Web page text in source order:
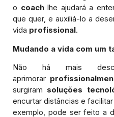
o coach lhe ajudará a
que quer, e auxiliá-lo a
vida profissional.
Mudando a vida com um
Não há mais
aprimorar
surgiram soluções
encurtar distâncias e
exemplo, pode ser feito a